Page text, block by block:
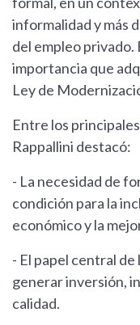
informalidad y más
del empleo privado.
importancia que
Ley de
Entre los
Rappallini destacó:
- La necesidad de
condición para la
económico y la
- El papel central
generar inversión,
calidad.